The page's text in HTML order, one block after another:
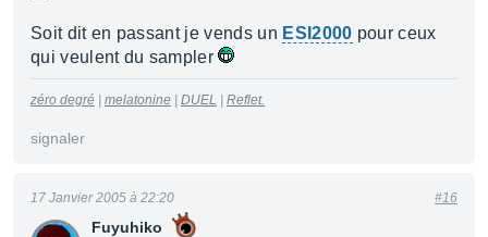
Soit dit en passant je vends un ESI2000 pour ceux
qui veulent du sampler
zéro degré melatonine DUEL Reflet.
signaler
Fuyuhiko
17 Janvier 2005 à 22:20 #16